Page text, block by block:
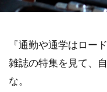
『通勤や通学はロー
雑誌の特集を見て、
な。